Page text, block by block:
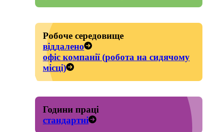
Робоче середовище
віддалено
офіс компанії (робота на сидячому
місці)
Години праці
стандартні